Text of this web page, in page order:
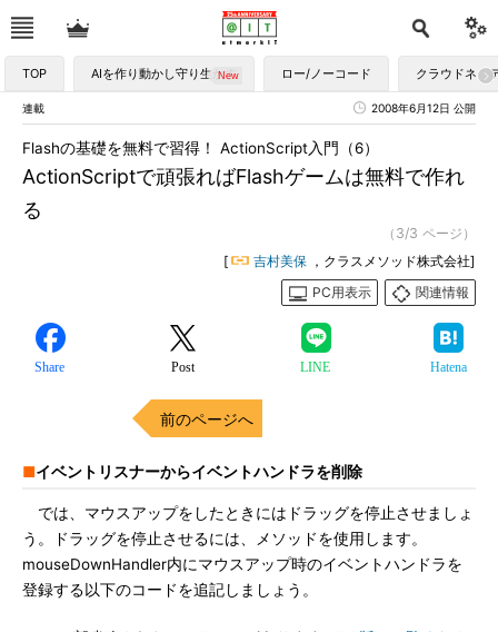
TOP AIを作り動かし守り生かす ロー/ノーコード クラウドネイ
連載 2008年6月12日 公開
ActionScriptで頑張ればFlashゲームは無料で作れ
る
Flashの基礎を無料で習得！ ActionScript入門（6）
（3/3 ページ）
[
吉村美保 ，クラスメソッド株式会社]
PC用表示
関連情報
Share Post LINE Hatena
前のページへ
■イベントリスナーからイベントハンドラを削除
では、マウスアップをしたときにはドラッグを停止させましょ
う。ドラッグを停止させるには、メソッドを使用します。
mouseDownHandler内にマウスアップ時のイベントハンドラを
登録する以下のコードを追記しましょう。